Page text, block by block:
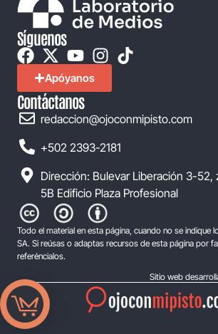
Síguenos
Apóyanos
Contáctanos
redaccion@ojoconmipisto.com
+502 2393-2181
Dirección: Bulevar Liberación 3-52,
5B Edificio Plaza Profesional
Todo el material en esta página, cuando no se indique
SA. Si reúsas o adaptas recursos de esta página por
referéncialos.
Sitio web